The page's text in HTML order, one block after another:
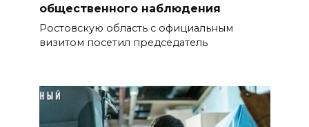
общественного наблюдения
Ростовскую область с официальным
визитом посетил председатель